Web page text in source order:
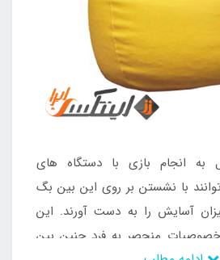
به انجام بازی با دستگاه های
با نشستن بر روی این بین بگ
آسایش را به دست آورند. این
خصوصیات منحصر به فرد چنین بین